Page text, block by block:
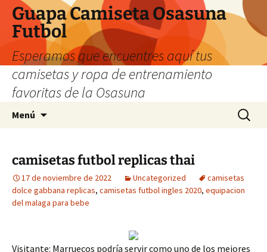
Guapa Camiseta Osasuna
Futbol
Esperamos que encuentres aquí tus
camisetas y ropa de entrenamiento
favoritas de la Osasuna
Menú Buscar:
camisetas futbol replicas thai
17 de noviembre de 2022 Uncategorized
camisetas
dolce gabbana replicas, camisetas futbol ingles 2020, equipacion
del malaga para bebe
Visitante: Marruecos podría servir como uno de los mejores